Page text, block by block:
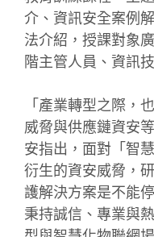
介、資訊安全案例
法介紹，授課對象
階主管人員、資訊
「產業轉型之際，
威脅與供應鏈資安
安指出，面對「智
衍生的資安威脅，
護解決方案是不能
秉持誠信、專業與